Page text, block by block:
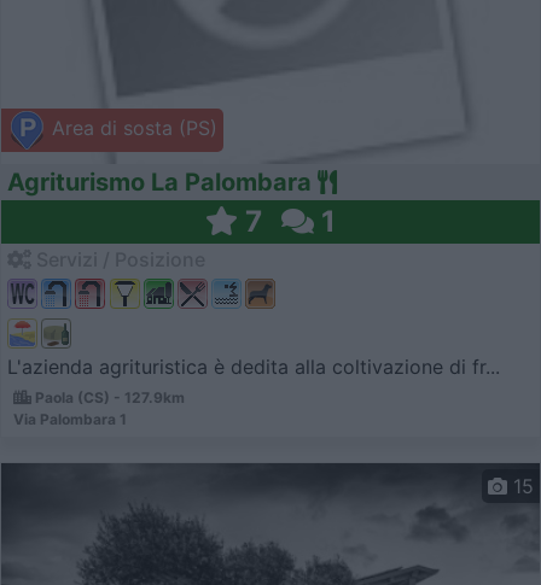
Area di sosta (PS)
Agriturismo La Palombara
7 1
L'azienda agrituristica è dedita alla coltivazione di fr...
Paola (CS) - 127.9km
Via Palombara 1
15